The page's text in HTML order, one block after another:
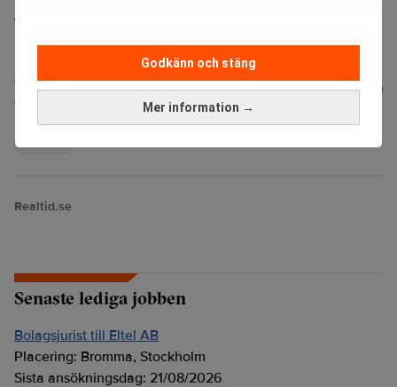
Mer information →
Godkänn och stäng
Jenny Keisu gäst i ESG-podden.
Läs mer från Realtid - vårt nyhetsbrev
är kostnadsfritt:
Prenumerera
Realtid.se
Senaste lediga jobben
Bolagsjurist till Eltel AB
Placering: Bromma, Stockholm
Sista ansökningsdag: 21/08/2026